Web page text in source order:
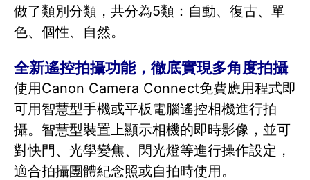
做了類別分類，共分為5類：自動、復古、單
色、個性、自然。
全新遙控拍攝功能，徹底實現多角度拍攝
使用Canon Camera Connect免費應用程式即
可用智慧型手機或平板電腦遙控相機進行拍
攝。智慧型裝置上顯示相機的即時影像，並可
對快門、光學變焦、閃光燈等進行操作設定，
適合拍攝團體紀念照或自拍時使用。